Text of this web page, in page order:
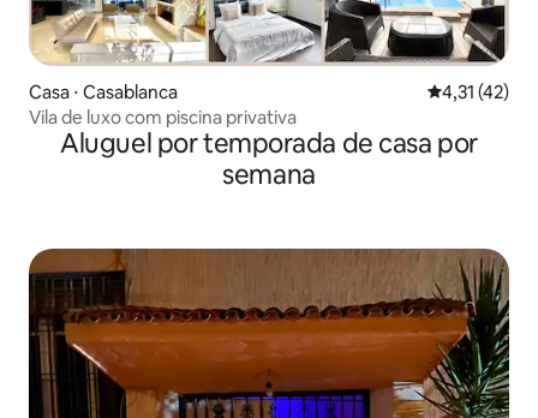
Casa ⋅ Casablanca 4,31 de uma
4,31 (42)
Vila de luxo com piscina privativa
Aluguel por temporada de casa por
semana